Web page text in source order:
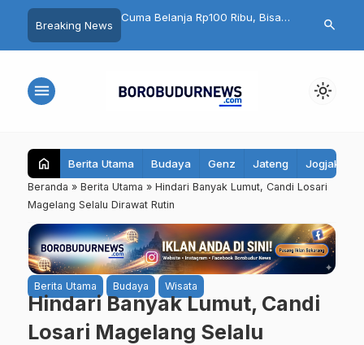
Breaking News
Magelang
Kain Kaku hingga Ada
Cuma Belanja Rp100 Ribu, Bisa
Mall Magelang
PAN Kota
search
menu light_mode
home Berita Utama Budaya Genz Jateng Jogjakarta
Beranda » Berita Utama » Hindari Banyak Lumut, Candi Losari
Magelang Selalu Dirawat Rutin
Berita Utama Budaya Wisata
Hindari Banyak Lumut, Candi
Losari Magelang Selalu